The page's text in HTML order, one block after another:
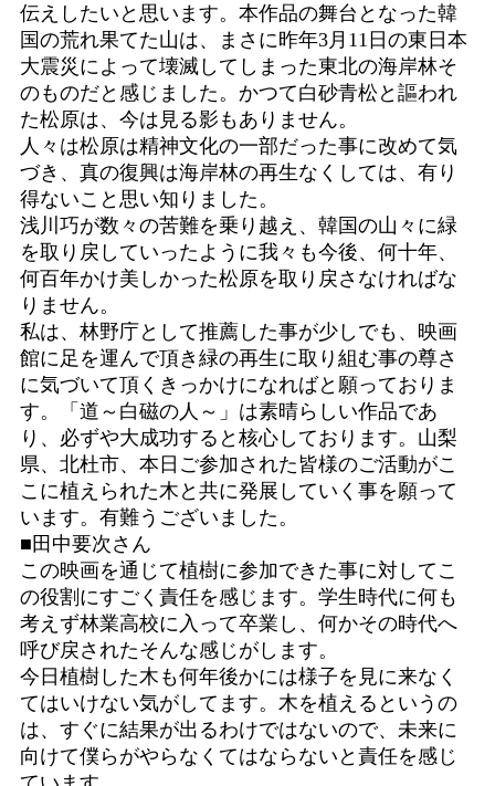
伝えしたいと思います。本作品の舞台となった韓
国の荒れ果てた山は、まさに昨年3月11日の東日本
大震災によって壊滅してしまった東北の海岸林そ
のものだと感じました。かつて白砂青松と謳われ
た松原は、今は見る影もありません。
人々は松原は精神文化の一部だった事に改めて気
づき、真の復興は海岸林の再生なくしては、有り
得ないこと思い知りました。
浅川巧が数々の苦難を乗り越え、韓国の山々に緑
を取り戻していったように我々も今後、何十年、
何百年かけ美しかった松原を取り戻さなければな
りません。
私は、林野庁として推薦した事が少しでも、映画
館に足を運んで頂き緑の再生に取り組む事の尊さ
に気づいて頂くきっかけになればと願っておりま
す。「道～白磁の人～」は素晴らしい作品であ
り、必ずや大成功すると核心しております。山梨
県、北杜市、本日ご参加された皆様のご活動がこ
こに植えられた木と共に発展していく事を願って
います。有難うございました。
■田中要次さん
この映画を通じて植樹に参加できた事に対してこ
の役割にすごく責任を感じます。学生時代に何も
考えず林業高校に入って卒業し、何かその時代へ
呼び戻されたそんな感じがします。
今日植樹した木も何年後かには様子を見に来なく
てはいけない気がしてます。木を植えるというの
は、すぐに結果が出るわけではないので、未来に
向けて僕らがやらなくてはならないと責任を感じ